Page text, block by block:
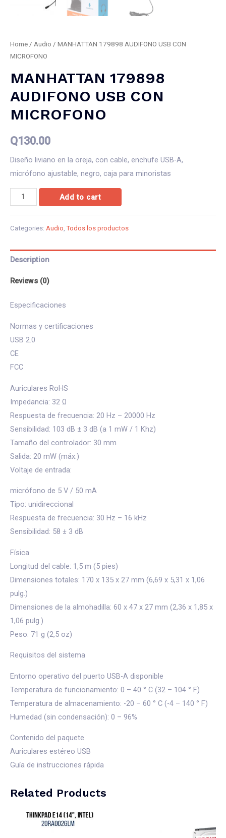
Home / Audio / MANHATTAN 179898 AUDIFONO USB CON
MICROFONO
MANHATTAN 179898
AUDIFONO USB CON
MICROFONO
Q130.00
Diseño liviano en la oreja, con cable, enchufe USB-A,
micrófono ajustable, negro, caja para minoristas
MANHATTAN
179898
CON
MICROFONO
quantity
Add to cart
Categories: Audio ,Todos los productos
Description
Reviews (0)
Especificaciones
Normas y certificaciones
USB 2.0
CE
FCC
Auriculares RoHS
Impedancia: 32 Ω
Respuesta de frecuencia: 20 Hz – 20000 Hz
Sensibilidad: 103 dB ± 3 dB (a 1 mW / 1 Khz)
Tamaño del controlador: 30 mm
Salida: 20 mW (máx.)
Voltaje de entrada:
micrófono de 5 V / 50 mA
Tipo: unidireccional
Respuesta de frecuencia: 30 Hz – 16 kHz
Sensibilidad: 58 ± 3 dB
Física
Longitud del cable: 1,5 m (5 pies)
Dimensiones totales: 170 x 135 x 27 mm (6,69 x 5,31 x 1,06
pulg.)
Dimensiones de la almohadilla: 60 x 47 x 27 mm (2,36 x 1,85 x
1,06 pulg.)
Peso: 71 g (2,5 oz)
Requisitos del sistema
Entorno operativo del puerto USB-A disponible
Temperatura de funcionamiento: 0 – 40 ° C (32 – 104 ° F)
Temperatura de almacenamiento: -20 – 60 ° C (-4 – 140 ° F)
Humedad (sin condensación): 0 – 96%
Contenido del paquete
Auriculares estéreo USB
Guía de instrucciones rápida
Related Products